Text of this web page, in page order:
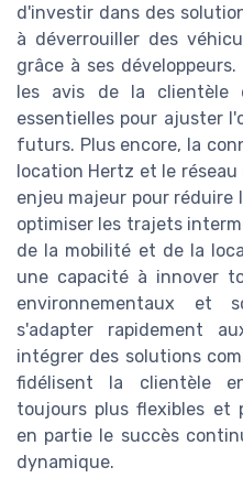
d'investir dans des
à déverrouiller des
grâce à ses
les avis de la clientèle
essentielles pour ajuster
futurs. Plus encore, la
location Hertz et le
enjeu majeur pour réduire
optimiser les trajets
de la mobilité et de la
une capacité à innover
environnementaux et
s'adapter rapidement
intégrer des solutions
fidélisent la clientèle
toujours plus flexibles et
en partie le succès
dynamique.